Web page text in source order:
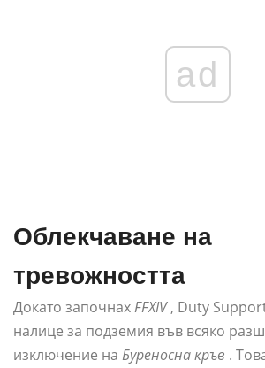
ad
Облекчаване на
тревожността
Докато започнахFFXIV, Duty
налице за подземия във всяко
изключение на Буреносна кръв .